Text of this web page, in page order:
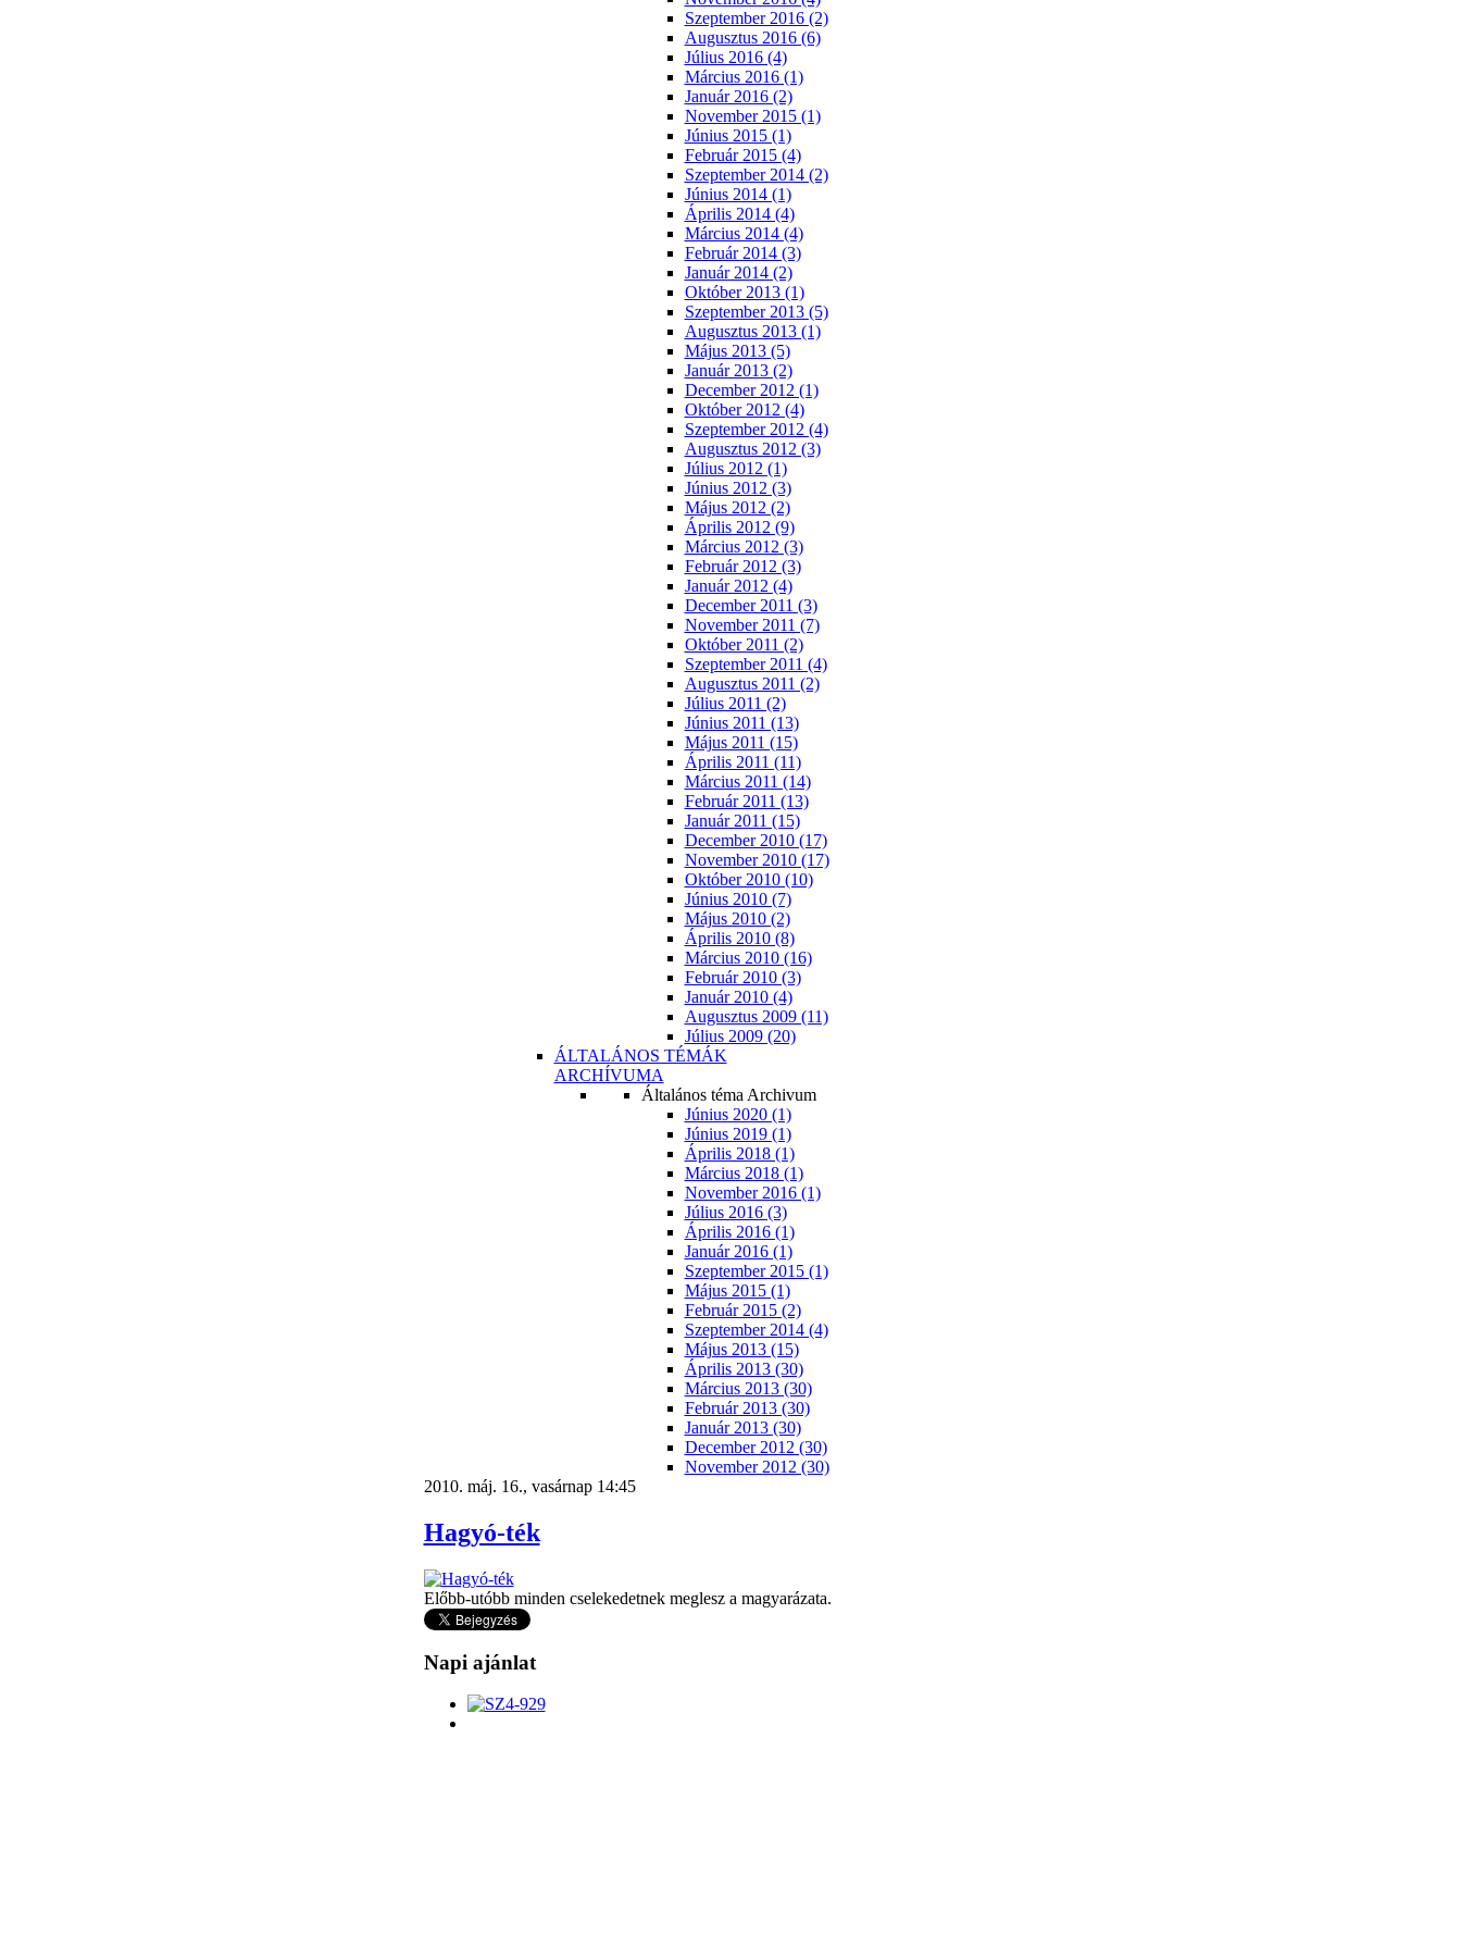
Szeptember 2016 (2)
Augusztus 2016 (6)
Július 2016 (4)
Március 2016 (1)
Január 2016 (2)
November 2015 (1)
Június 2015 (1)
Február 2015 (4)
Szeptember 2014 (2)
Június 2014 (1)
Április 2014 (4)
Március 2014 (4)
Február 2014 (3)
Január 2014 (2)
Október 2013 (1)
Szeptember 2013 (5)
Augusztus 2013 (1)
Május 2013 (5)
Január 2013 (2)
December 2012 (1)
Október 2012 (4)
Szeptember 2012 (4)
Augusztus 2012 (3)
Július 2012 (1)
Június 2012 (3)
Május 2012 (2)
Április 2012 (9)
Március 2012 (3)
Február 2012 (3)
Január 2012 (4)
December 2011 (3)
November 2011 (7)
Október 2011 (2)
Szeptember 2011 (4)
Augusztus 2011 (2)
Július 2011 (2)
Június 2011 (13)
Május 2011 (15)
Április 2011 (11)
Március 2011 (14)
Február 2011 (13)
Január 2011 (15)
December 2010 (17)
November 2010 (17)
Október 2010 (10)
Június 2010 (7)
Május 2010 (2)
Április 2010 (8)
Március 2010 (16)
Február 2010 (3)
Január 2010 (4)
Augusztus 2009 (11)
Július 2009 (20)
ÁLTALÁNOS TÉMÁK
ARCHÍVUMA
Általános téma Archivum
Június 2020 (1)
Június 2019 (1)
Április 2018 (1)
Március 2018 (1)
November 2016 (1)
Július 2016 (3)
Április 2016 (1)
Január 2016 (1)
Szeptember 2015 (1)
Május 2015 (1)
Február 2015 (2)
Szeptember 2014 (4)
Május 2013 (15)
Április 2013 (30)
Március 2013 (30)
Február 2013 (30)
Január 2013 (30)
December 2012 (30)
November 2012 (30)
2010. máj. 16., vasárnap 14:45
Hagyó-ték
Előbb-utóbb minden cselekedetnek meglesz a magyarázata.
Napi ajánlat